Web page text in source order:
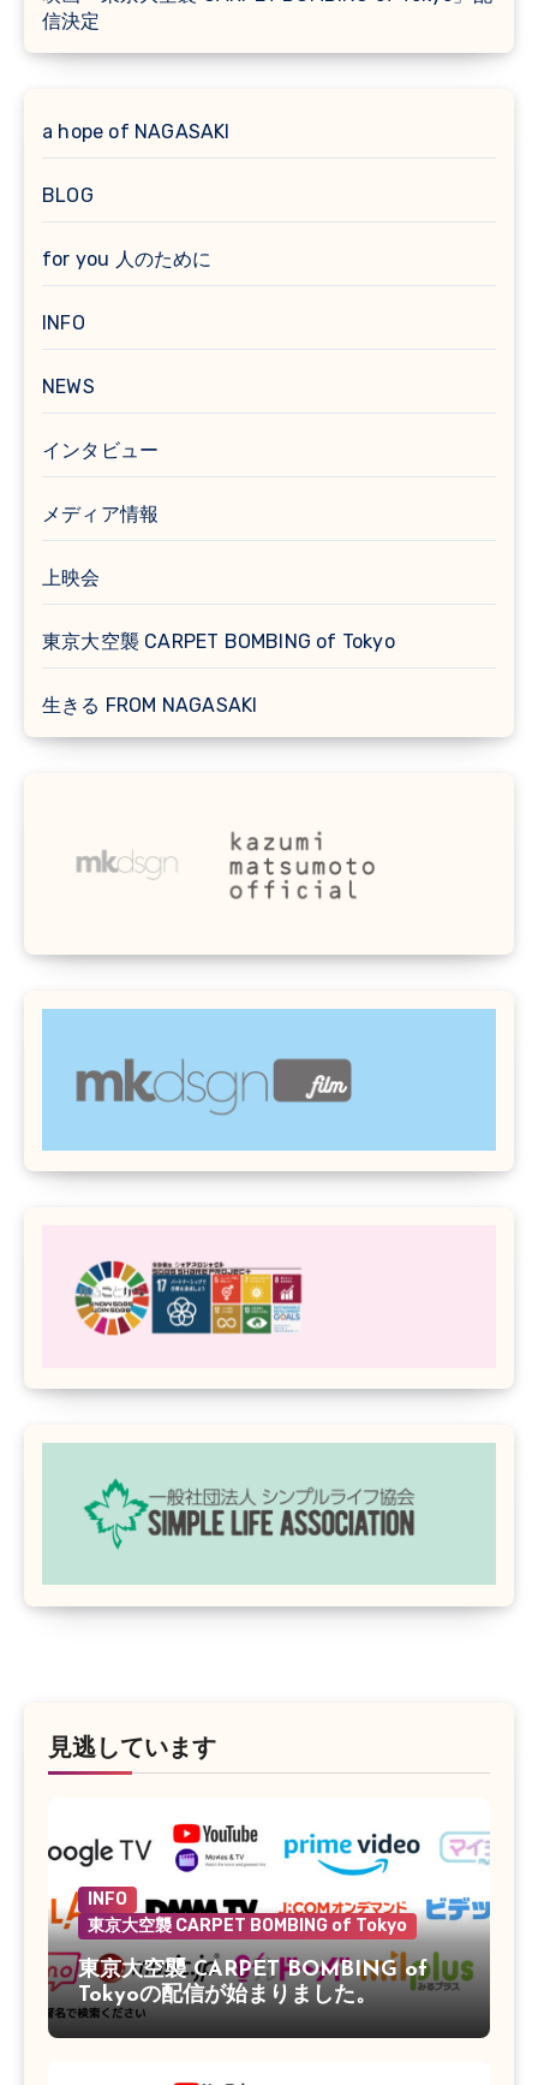
信決定
a hope of NAGASAKI
BLOG
for you 人のために
INFO
NEWS
インタビュー
メディア情報
上映会
東京大空襲 CARPET BOMBING of Tokyo
生きる FROM NAGASAKI
見逃しています
INFO
東京大空襲 CARPET BOMBING of Tokyo
東京大空襲 CARPET BOMBING of
Tokyoの配信が始まりました。